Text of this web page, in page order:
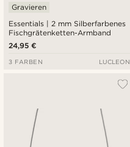
Essentials | 2 mm Silberfarbenes
Fischgrätenketten-Armband
Gravieren
24,95 €
3 FARBEN LUCLEON